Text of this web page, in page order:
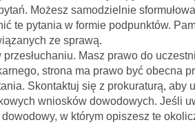
Możesz samodzielnie
te pytania w formie podpunktów.
ze sprawą.
Masz prawo do
strona ma prawo być obecna
Skontaktuj się z prokuraturą, aby
wniosków dowodowych. Jeśli
dowodowy, w którym opiszesz te